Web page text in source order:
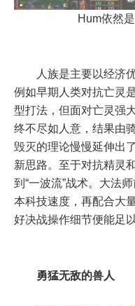
Hum依然是
人族是主要以经济优
例如早期人类对抗亡灵
型打法，但面对亡灵强
终不尽如人意，结果由
毁灭的理论慢慢延伸出
新思路。至于对抗精灵
到“一波流”战术。大法
本科技速度，再配合大
好决战操作细节便能足
勇猛无敌的兽人